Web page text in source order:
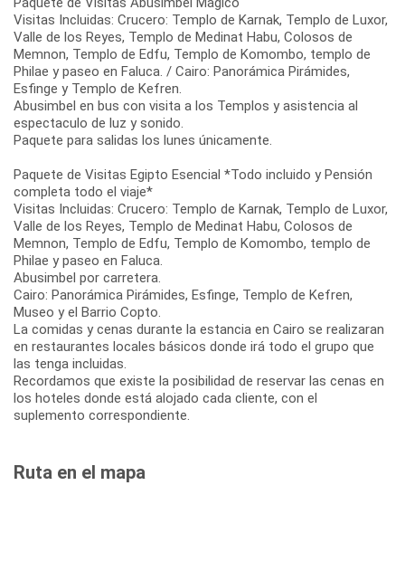
Visitas Incluidas: Crucero: Templo de Karnak, Templo de Luxor,
Valle de los Reyes, Templo de Medinat Habu, Colosos de
Memnon, Templo de Edfu, Templo de Komombo, templo de
Philae y paseo en Faluca. / Cairo: Panorámica Pirámides,
Esfinge y Templo de Kefren.
Abusimbel en bus con visita a los Templos y asistencia al
espectaculo de luz y sonido.
Paquete para salidas los lunes únicamente.
Paquete de Visitas Egipto Esencial *Todo incluido y Pensión
completa todo el viaje*
Visitas Incluidas: Crucero: Templo de Karnak, Templo de Luxor,
Valle de los Reyes, Templo de Medinat Habu, Colosos de
Memnon, Templo de Edfu, Templo de Komombo, templo de
Philae y paseo en Faluca.
Abusimbel por carretera.
Cairo: Panorámica Pirámides, Esfinge, Templo de Kefren,
Museo y el Barrio Copto.
La comidas y cenas durante la estancia en Cairo se realizaran
en restaurantes locales básicos donde irá todo el grupo que
las tenga incluidas.
Recordamos que existe la posibilidad de reservar las cenas en
los hoteles donde está alojado cada cliente, con el
suplemento correspondiente.
Ruta en el mapa